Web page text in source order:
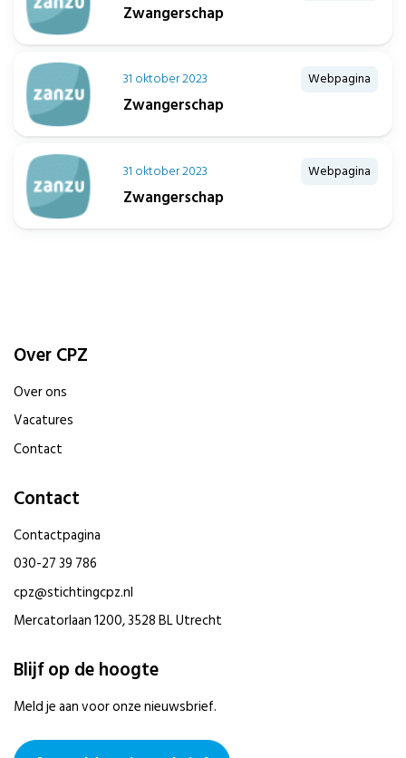
Zwangerschap
31 oktober 2023 Webpagina
Zwangerschap
31 oktober 2023 Webpagina
Zwangerschap
Over CPZ
Over ons
Vacatures
Contact
Contact
Contactpagina
030-27 39 786
cpz@stichtingcpz.nl
Mercatorlaan 1200, 3528 BL Utrecht
Blijf op de hoogte
Meld je aan voor onze nieuwsbrief.